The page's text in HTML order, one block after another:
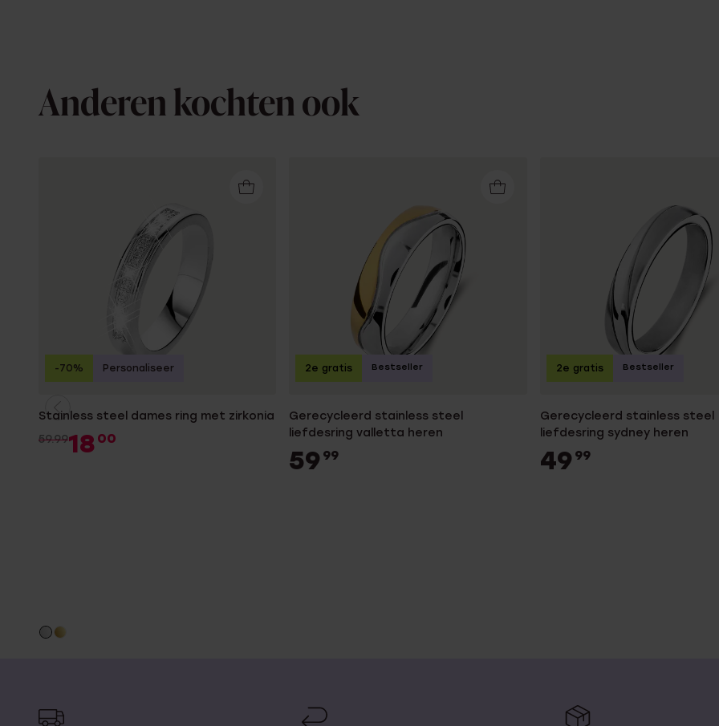
Anderen kochten ook
Stainless steel dames ring met zirkonia
59.9918 00
-70% Personaliseer
Gerecycleerd stainless steel
liefdesring valletta heren
59 99
2e gratis Bestseller
Gerecycleerd stainless steel
liefdesring sydney heren
49 99
2e gratis Bestseller